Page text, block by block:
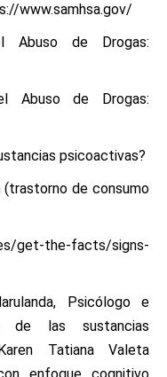
www.samhsa.gov/
Abuso de Drogas:
Abuso de Drogas:
psicoactivas?
(trastorno de consumo
get-the-facts/signs-
Psicólogo e
de las sustancias
Tatiana Valeta